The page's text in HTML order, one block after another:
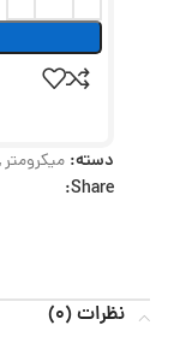
دسته: میکرومتر,
Share:
نظرات (0)